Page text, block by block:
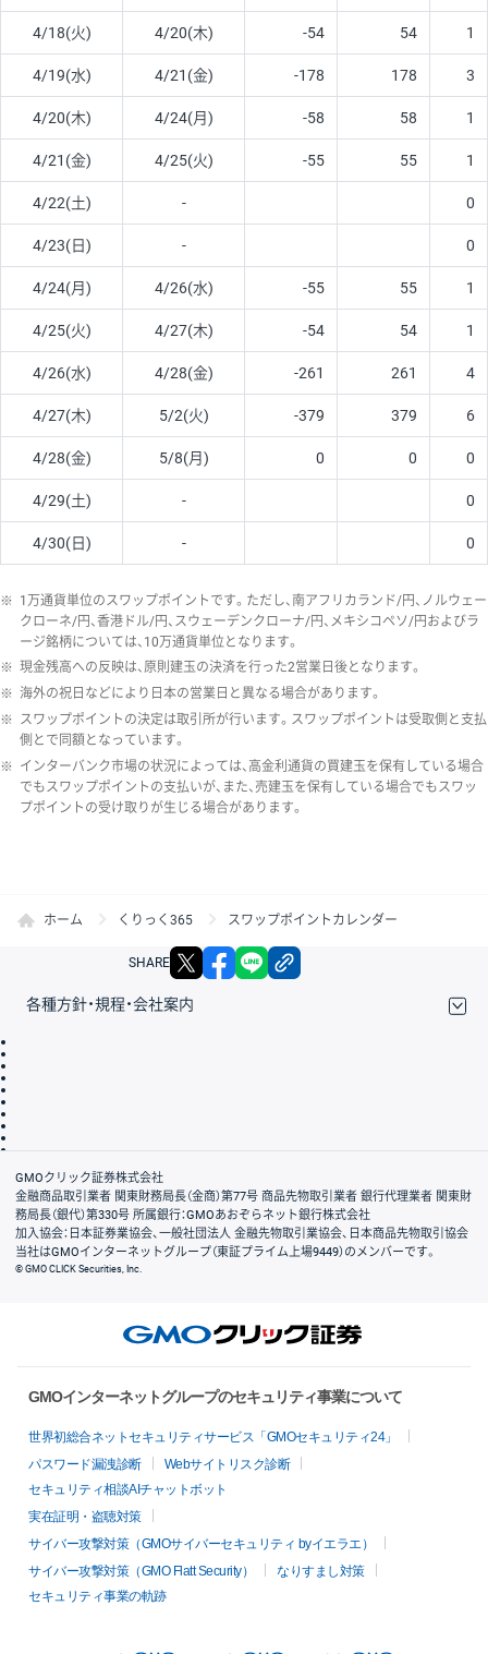
4/18(火) 4/20(木) -54 54 1
4/19(水) 4/21(金) -178 178 3
4/20(木) 4/24(月) -58 58 1
4/21(金) 4/25(火) -55 55 1
4/22(土) - 0
4/23(日) - 0
4/24(月) 4/26(水) -55 55 1
4/25(火) 4/27(木) -54 54 1
4/26(水) 4/28(金) -261 261 4
4/27(木) 5/2(火) -379 379 6
4/28(金) 5/8(月) 0 0 0
4/29(土) - 0
4/30(日) - 0
※ 1万通貨単位のスワップポイントです。ただし、南アフリカランド/円、ノルウェー
クローネ/円、香港ドル/円、スウェーデンクローナ/円、メキシコペソ/円およびラ
ージ銘柄については、10万通貨単位となります。
※ 現金残高への反映は、原則建玉の決済を行った2営業日後となります。
※ 海外の祝日などにより日本の営業日と異なる場合があります。
※ スワップポイントの決定は取引所が行います。スワップポイントは受取側と支払
側とで同額となっています。
※ インターバンク市場の状況によっては、高金利通貨の買建玉を保有している場合
でもスワップポイントの支払いが、また、売建玉を保有している場合でもスワッ
プポイントの受け取りが生じる場合があります。
ホーム くりっく365 スワップポイントカレンダー
SHARE X facebook
各種方針・規程・会社案内
会社案内
GMOクリック証券株式会社
金融商品取引業者 関東財務局長（金商）第77号 商品先物取引業者 銀行代理業者 関東財
務局長（銀代）第330号 所属銀行：GMOあおぞらネット銀行株式会社
加入協会：日本証券業協会、一般社団法人 金融先物取引業協会、日本商品先物取引協会
当社はGMOインターネットグループ（東証プライム上場9449）のメンバーです。
© GMO CLICK Securities, Inc.
GMOインターネットグループのセキュリティ事業について
世界初総合ネットセキュリティサービス「GMOセキュリティ24」
パスワード漏洩診断
Webサイトリスク診断
セキュリティ相談AIチャットボット
実在証明・盗聴対策
サイバー攻撃対策（GMOサイバーセキュリティ byイエラエ）
サイバー攻撃対策（GMO Flatt Security）
なりすまし対策
セキュリティ事業の軌跡